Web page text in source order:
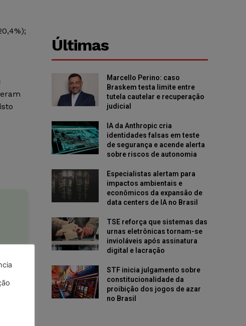
Últimas
Marcello Perino: caso
Braskem testa limite entre
tutela cautelar e recuperação
judicial
IA da Anthropic cria
identidades falsas em teste
de segurança e acende alerta
sobre riscos de autonomia
Especialistas alertam para
impactos ambientais e
econômicos da expansão de
data centers de IA no Brasil
TSE reforça que sistemas das
urnas eletrônicas tornam-se
invioláveis após assinatura
digital e lacração
STF inicia julgamento sobre
constitucionalidade da
proibição dos jogos de azar
no Brasil